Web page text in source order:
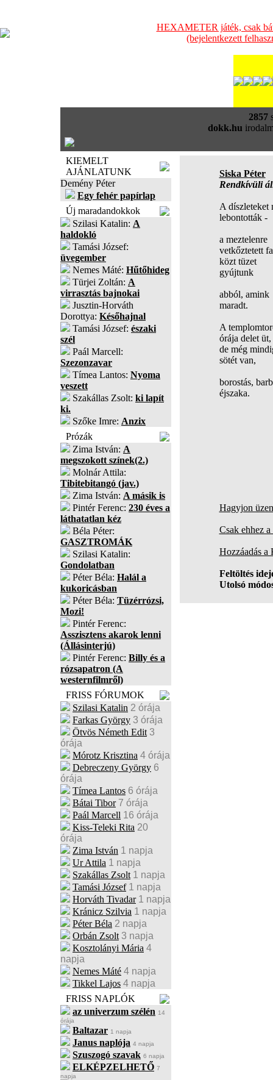
HEXAMETER játék, csak
(bejelentkezett
2857
dokk.hu
KIEMELT
AJÁNLATUNK
Demény Péter
Egy fehér papírlap
Új maradandokkok
Szilasi Katalin: A
haldokló
Tamási József:
üvegember
Nemes Máté: Hűtőhideg
Türjei Zoltán: A
virrasztás bajnokai
Jusztin-Horváth
Dorottya: Későhajnal
Tamási József: északi
szél
Paál Marcell:
Szezonzavar
Tímea Lantos: Nyoma
veszett
Szakállas Zsolt: ki lapít
ki.
Szőke Imre: Anzix
Prózák
Zima István: A
megszokott színek(2.)
Molnár Attila:
Tibitebitangó (jav.)
Zima István: A másik is
Pintér Ferenc: 230 éves a
láthatatlan kéz
Béla Péter:
GASZTROMÁK
Szilasi Katalin:
Gondolatban
Péter Béla: Halál a
kukoricásban
Péter Béla: Tüzérrózsi,
Mozi!
Pintér Ferenc:
Asszisztens akarok lenni
(Állásinterjú)
Pintér Ferenc: Billy és a
rózsapatron (A
westernfilmről)
FRISS FÓRUMOK
Szilasi Katalin 2 órája
Farkas György 3 órája
Ötvös Németh Edit 3
órája
Mórotz Krisztina 4 órája
Debreczeny György 6
órája
Tímea Lantos 6 órája
Bátai Tibor 7 órája
Paál Marcell 16 órája
Kiss-Teleki Rita 20
órája
Zima István 1 napja
Ur Attila 1 napja
Szakállas Zsolt 1 napja
Tamási József 1 napja
Horváth Tivadar 1 napja
Kránicz Szilvia 1 napja
Péter Béla 2 napja
Orbán Zsolt 3 napja
Kosztolányi Mária 4
napja
Nemes Máté 4 napja
Tikkel Lajos 4 napja
FRISS NAPLÓK
az univerzum szélén 14
órája
Baltazar 1 napja
Janus naplója 4 napja
Szuszogó szavak 6 napja
ELKÉPZELHETŐ 7
napja
Siska Péter
Rendkívüli
A díszleteket
lebontották -
a meztelenre
vetkőztetett
közt tüzet
gyújtunk
abból, amink
maradt.
A
órája delet üt,
de még
sötét van,
borostás,
éjszaka.
Hagyjon
Csak ehhez
Hozzáadás
Feltöltés
Utolsó